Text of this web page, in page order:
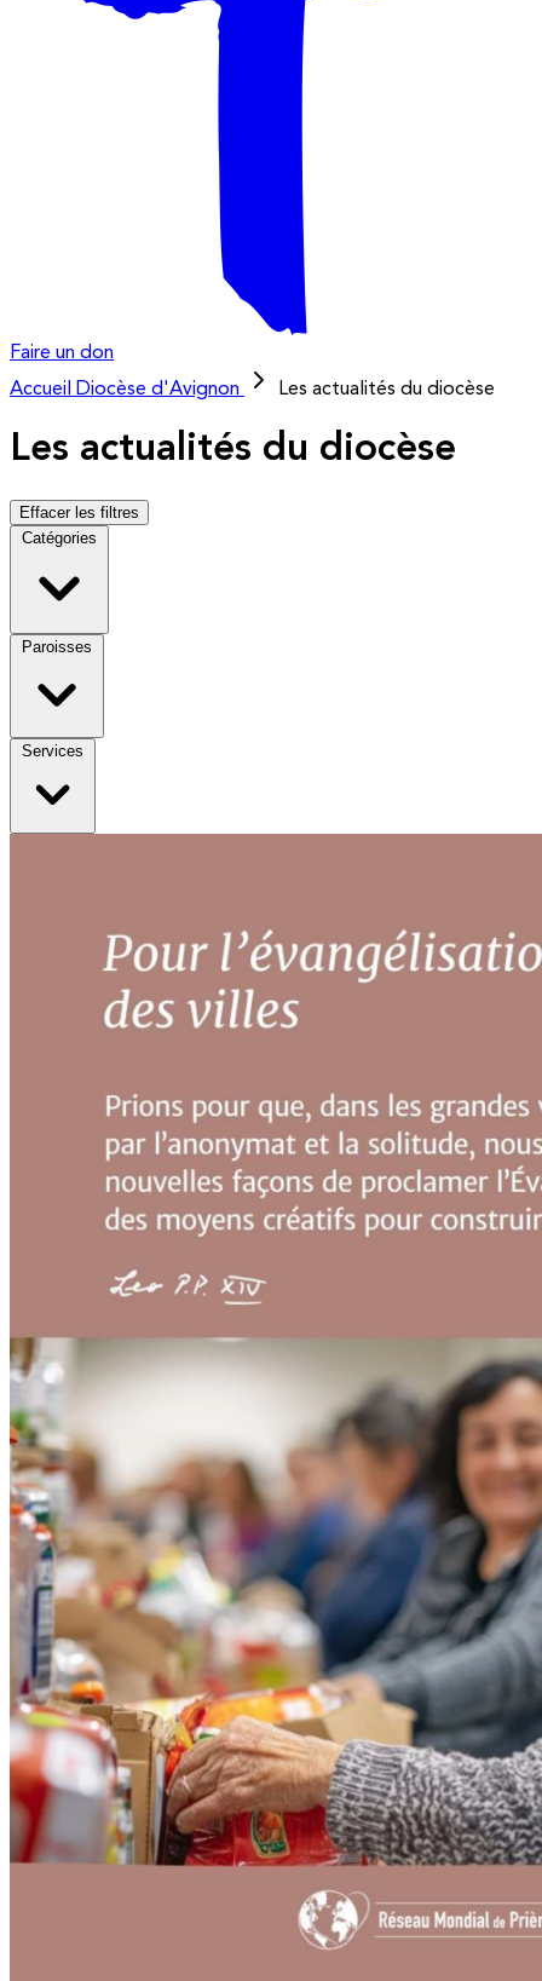
Faire un don
Accueil
Diocèse d'Avignon Les actualités du diocèse
Les actualités du diocèse
Effacer les filtres
Catégories
Paroisses
Services